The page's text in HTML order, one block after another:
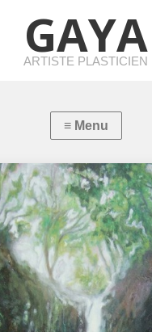
GAYA
ARTISTE PLASTICIEN